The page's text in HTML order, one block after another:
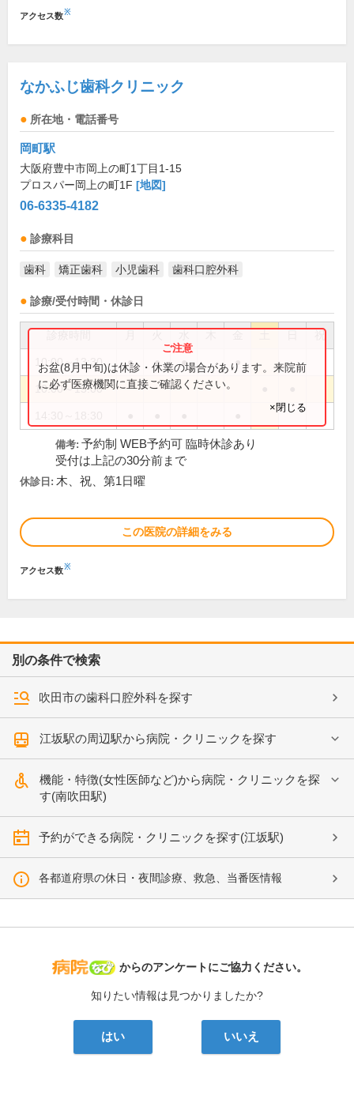
アクセス数※
なかふじ歯科クリニック
所在地・電話番号
岡町駅
大阪府豊中市岡上の町1丁目1-15
プロスパー岡上の町1F [地図]
06-6335-4182
診療科目
歯科 矯正歯科 小児歯科 歯科口腔外科
診療/受付時間・休診日
祝
10:00～13:30 ● ● ● ●
10:00～15:00
お盆(8月中旬)は休診・休業の場合があります。来院前
に必ず医療機関に直接ご確認ください。
×閉じる
備考: 予約制 WEB予約可 臨時休診あり
受付は上記の30分前まで
休診日: 木、祝、第1日曜
この医院の詳細をみる
アクセス数※
別の条件で検索
吹田市の歯科口腔外科を探す
江坂駅の周辺駅から病院・クリニックを探す
機能・特徴(女性医師など)から病院・クリニックを探
す(南吹田駅)
予約ができる病院・クリニックを探す(江坂駅)
各都道府県の休日・夜間診療、救急、当番医情報
病院なび
からのアンケートにご協力ください。
知りたい情報は見つかりましたか?
はい いいえ